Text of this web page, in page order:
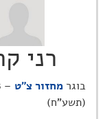
רני
בוגר מחזור צ"ט
(תשע"ח)